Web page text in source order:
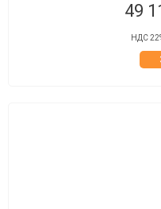
49
НДС